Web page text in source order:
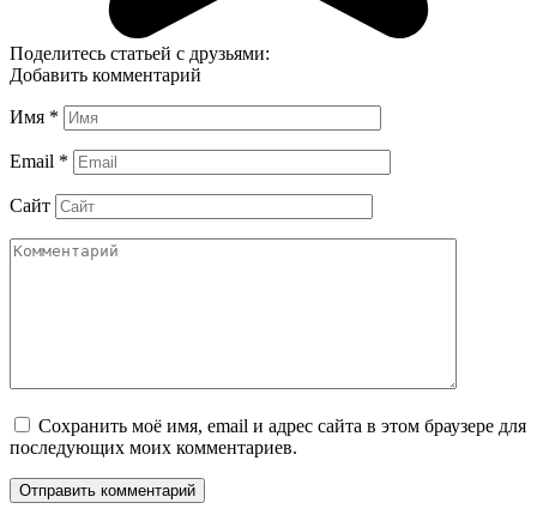
Поделитесь статьей с друзьями:
Добавить комментарий
Имя *
Email *
Сайт
Сохранить моё имя, email и адрес сайта в этом браузере для
последующих моих комментариев.